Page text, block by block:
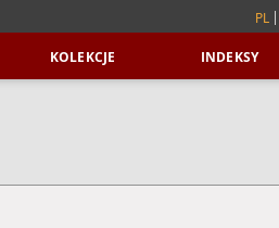
PL
KOLEKCJE INDEKSY